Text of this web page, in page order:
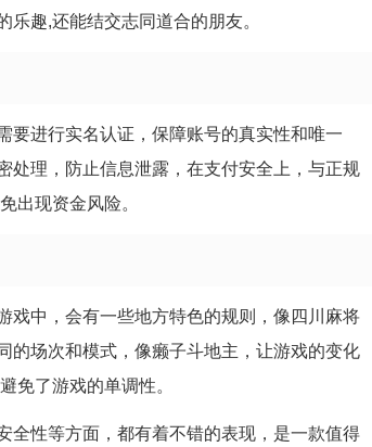
趣,还能结交志同道合的朋友。
要进行实名认证，保障账号的真实性和唯一
处理，防止信息泄露，在支付安全上，与正规
出现资金风险。
戏中，会有一些地方特色的规则，像四川麻将
的场次和模式，像癞子斗地主，让游戏的变化
免了游戏的单调性。
全性等方面，都有着不错的表现，是一款值得